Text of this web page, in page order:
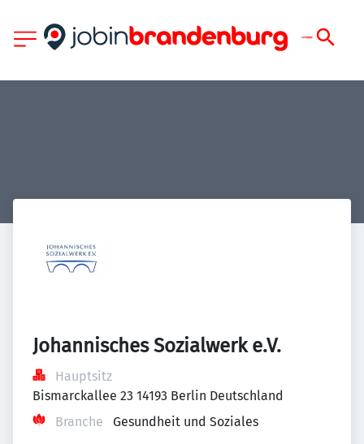
Johannisches Sozialwerk e.V.
Hauptsitz
Bismarckallee 23 14193 Berlin Deutschland
Branche
Gesundheit und Soziales